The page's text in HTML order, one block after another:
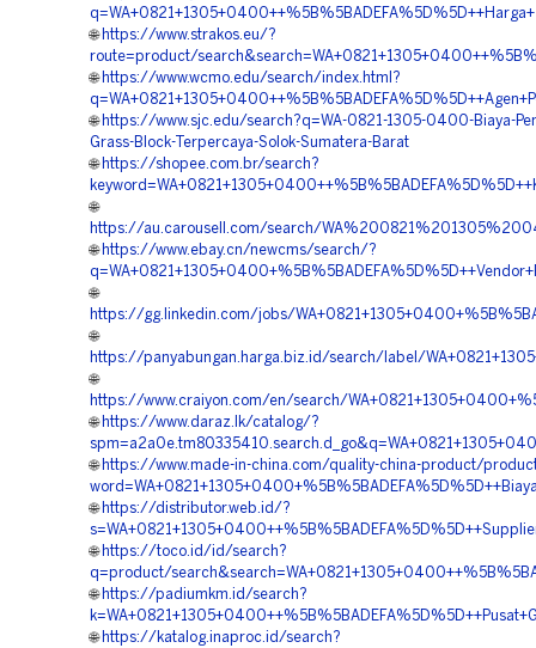
🌐 https://www.strakos.eu/?
route=product/
🌐 https://www.wcmo.edu/search/index.html?
🌐 https://www.sjc.edu/search?q=WA-0821-1305-0400-Biaya-
Grass-Block-Terpercaya-Solok-Sumatera-Barat
🌐 https://shopee.com.br/search?
🌐
https://au.carousell.com/search/
🌐 https://www.ebay.cn/newcms/search/?
🌐
https://gg.linkedin.com/jobs/
🌐
https://panyabungan.harga.biz.id/search/label/
🌐
https://www.craiyon.com/en/search/
🌐 https://www.daraz.lk/catalog/?
🌐 https://www.made-in-china.com/quality-china-product/
🌐 https://distributor.web.id/?
🌐 https://toco.id/id/search?
q=product/
🌐 https://padiumkm.id/search?
🌐 https://katalog.inaproc.id/search?